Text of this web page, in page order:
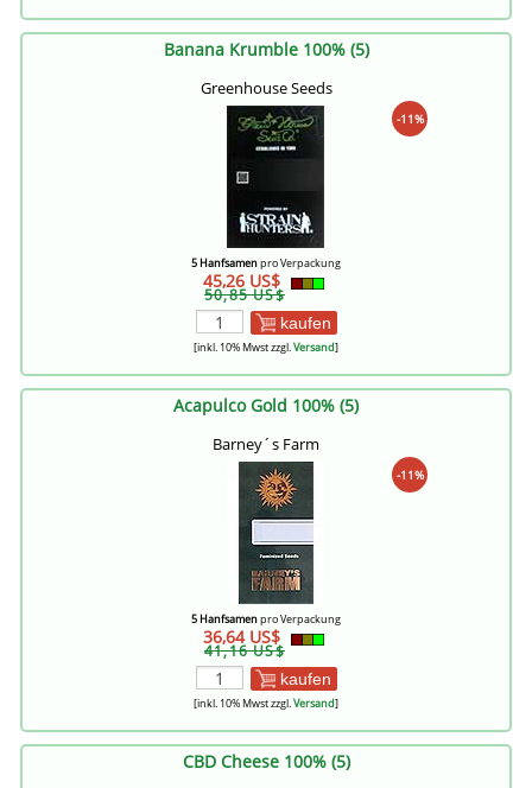
Banana Krumble 100% (5)
Greenhouse Seeds
-11%
5 Hanfsamenpro Verpackung
45,26 US$
50,85 US$
kaufen
[inkl. 10% Mwst zzgl.Versand]
Acapulco Gold 100% (5)
Barney´s Farm
-11%
5 Hanfsamenpro Verpackung
36,64 US$
41,16 US$
kaufen
[inkl. 10% Mwst zzgl.Versand]
CBD Cheese 100% (5)